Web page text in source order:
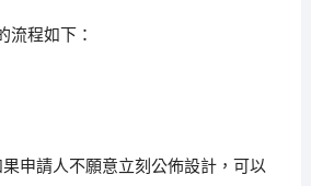
流程如下：
果申請人不願意立刻公佈設計，可以